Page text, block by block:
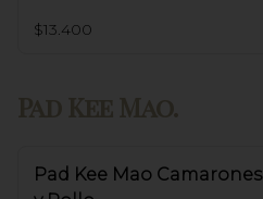
$13.400
Pad Kee Mao Camarones